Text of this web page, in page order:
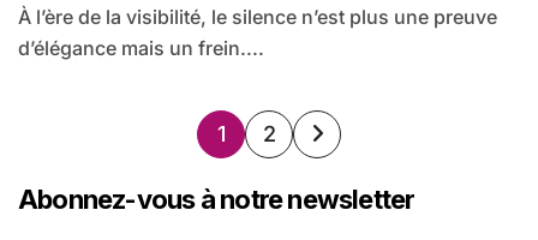
À l’ère de la visibilité, le silence n’est plus une preuve
d’élégance mais un frein....
Pagination
publications
1 2
Abonnez-vous à notre newsletter